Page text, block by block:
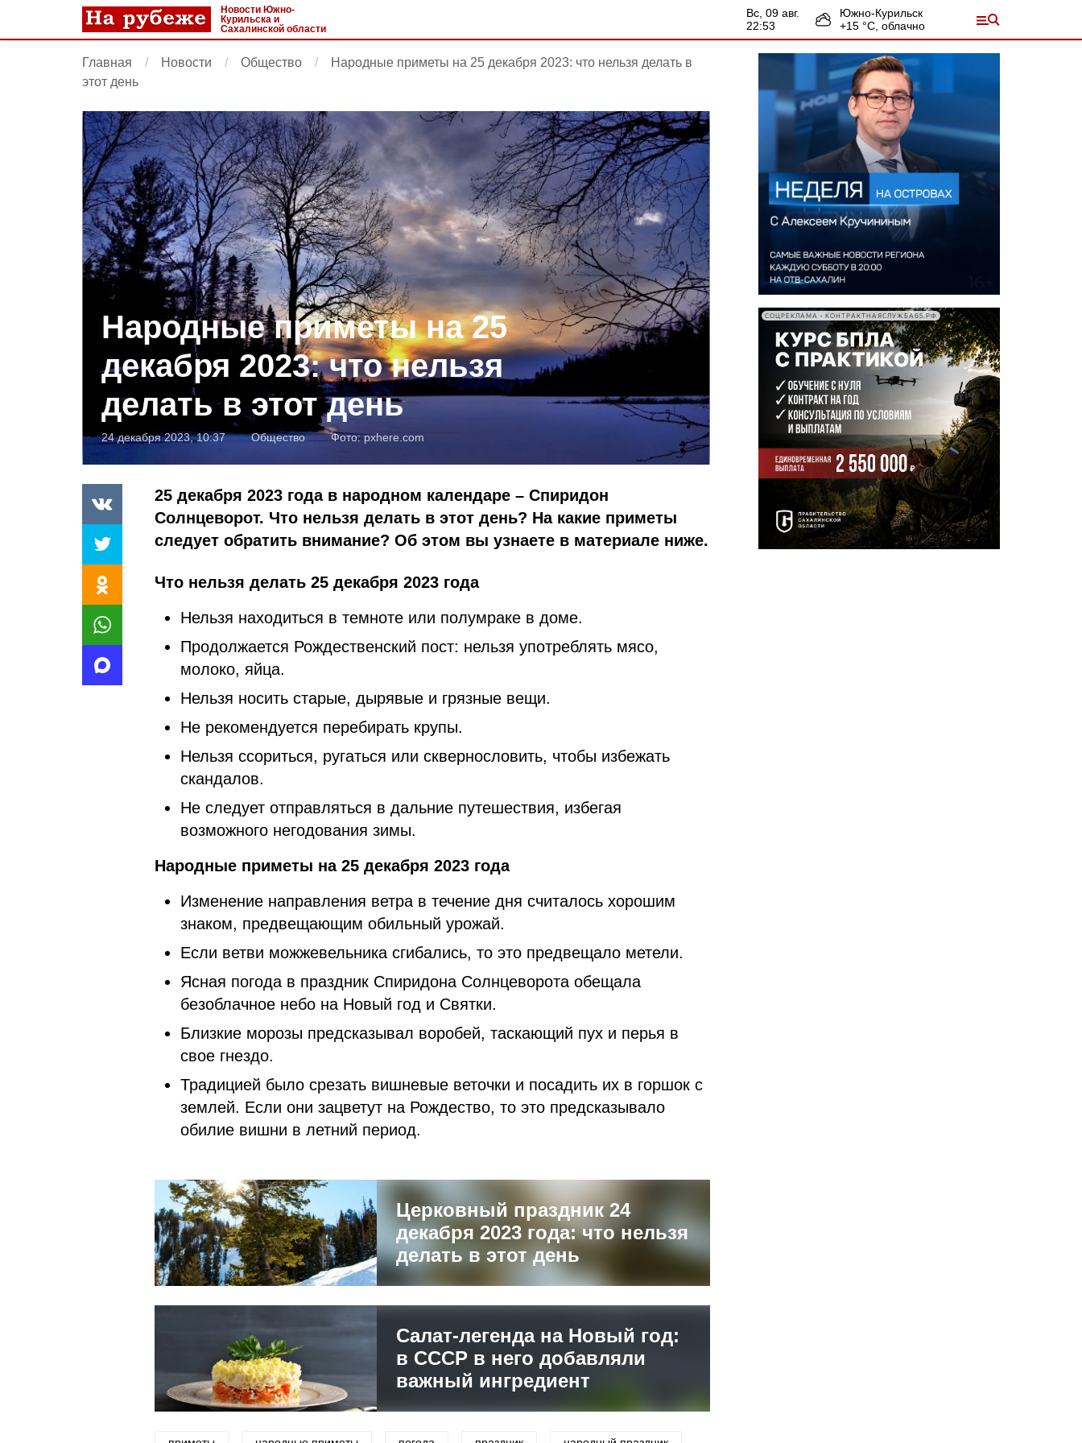
Новости Южно-
Курильска и
Сахалинской области
вс, 09 авг.
22:53
Южно-Курильск
+15 °С, облачно
Главная Новости Общество
Народные приметы на 25 декабря 2023: что нельзя делать в
этот день
Народные приметы на 25
декабря 2023: что нельзя
делать в этот день
24 декабря 2023, 10:37 Общество Фото:pxhere.com
25 декабря 2023 года в народном календаре – Спиридон
Солнцеворот. Что нельзя делать в этот день? На какие приметы
следует обратить внимание? Об этом вы узнаете в материале ниже.
Что нельзя делать 25 декабря 2023 года
Нельзя находиться в темноте или полумраке в доме.
Продолжается Рождественский пост: нельзя употреблять мясо,
молоко, яйца.
Нельзя носить старые, дырявые и грязные вещи.
Не рекомендуется перебирать крупы.
Нельзя ссориться, ругаться или сквернословить, чтобы избежать
скандалов.
Не следует отправляться в дальние путешествия, избегая
возможного негодования зимы.
Народные приметы на 25 декабря 2023 года
Изменение направления ветра в течение дня считалось хорошим
знаком, предвещающим обильный урожай.
Если ветви можжевельника сгибались, то это предвещало метели.
Ясная погода в праздник Спиридона Солнцеворота обещала
безоблачное небо на Новый год и Святки.
Близкие морозы предсказывал воробей, таскающий пух и перья в
свое гнездо.
Традицией было срезать вишневые веточки и посадить их в горшок с
землей. Если они зацветут на Рождество, то это предсказывало
обилие вишни в летний период.
Церковный праздник 24
декабря 2023 года: что нельзя
делать в этот день
Салат-легенда на Новый год:
в СССР в него добавляли
важный ингредиент
СОЦРЕКЛАМА • КОНТРАКТНАЯСЛУЖБА65.РФ